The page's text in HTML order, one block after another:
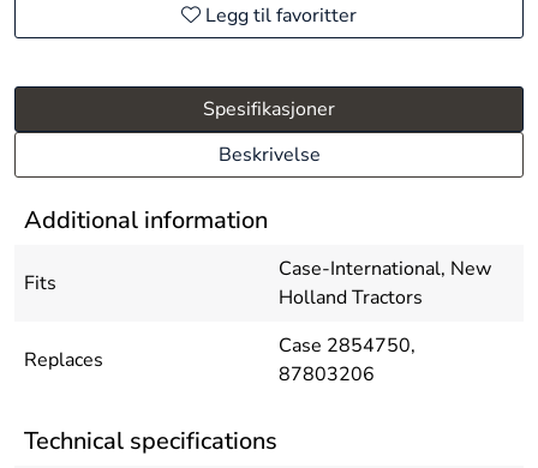
Legg til favoritter
Spesifikasjoner
Beskrivelse
Additional information
Fits
Case-International, New
Holland Tractors
Replaces
Case 2854750,
87803206
Technical specifications